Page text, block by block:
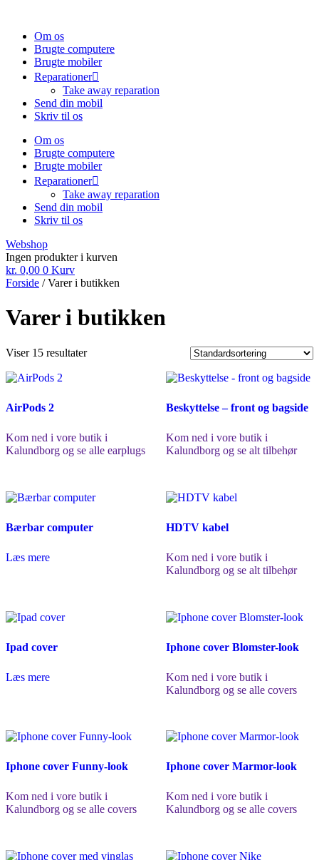
Om os
Brugte computere
Brugte mobiler
Reparationer
Take away reparation
Send din mobil
Skriv til os
Om os
Brugte computere
Brugte mobiler
Reparationer
Take away reparation
Send din mobil
Skriv til os
Webshop
Ingen produkter i kurven
kr. 0,00 0 Kurv
Forside / Varer i butikken
Varer i butikken
Viser 15 resultater
AirPods 2
Kom ned i vore butik i
Kalundborg og se alle earplugs
Beskyttelse – front og bagside
Kom ned i vore butik i
Kalundborg og se alt tilbehør
Bærbar computer
Læs mere
HDTV kabel
Kom ned i vore butik i
Kalundborg og se alt tilbehør
Ipad cover
Læs mere
Iphone cover Blomster-look
Kom ned i vore butik i
Kalundborg og se alle covers
Iphone cover Funny-look
Kom ned i vore butik i
Kalundborg og se alle covers
Iphone cover Marmor-look
Kom ned i vore butik i
Kalundborg og se alle covers